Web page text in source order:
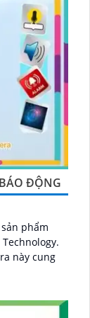
ĐỘNG
sản phẩm
này cung